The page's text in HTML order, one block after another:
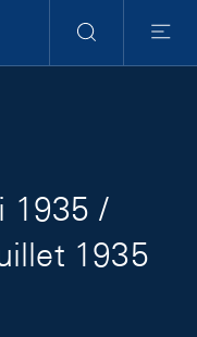
Suche
Menu
1935 /
1935